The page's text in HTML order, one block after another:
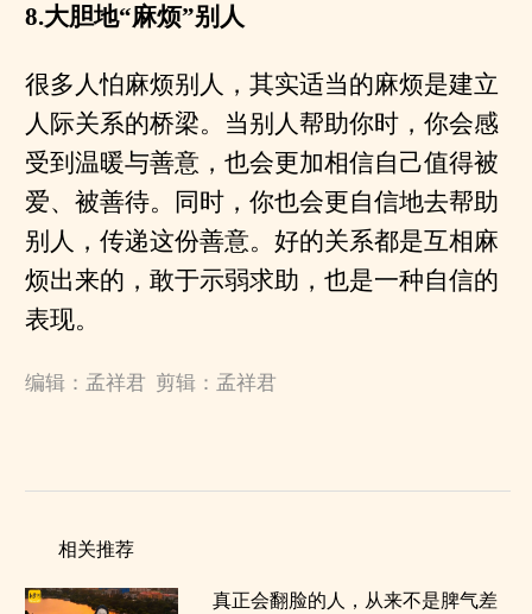
8.大胆地“麻烦”别人
很多人怕麻烦别人，其实适当的麻烦是建立
人际关系的桥梁。当别人帮助你时，你会感
受到温暖与善意，也会更加相信自己值得被
爱、被善待。同时，你也会更自信地去帮助
别人，传递这份善意。好的关系都是互相麻
烦出来的，敢于示弱求助，也是一种自信的
表现。
编辑：孟祥君 剪辑：孟祥君
相关推荐
真正会翻脸的人，从来不是脾气差